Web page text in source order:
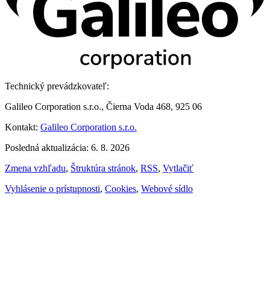
Technický prevádzkovateľ:
Galileo Corporation s.r.o., Čierna Voda 468, 925 06
Kontakt: Galileo Corporation s.r.o.
Posledná aktualizácia: 6. 8. 2026
Zmena vzhľadu, Štruktúra stránok, RSS, Vytlačiť
Vyhlásenie o prístupnosti, Cookies, Webové sídlo